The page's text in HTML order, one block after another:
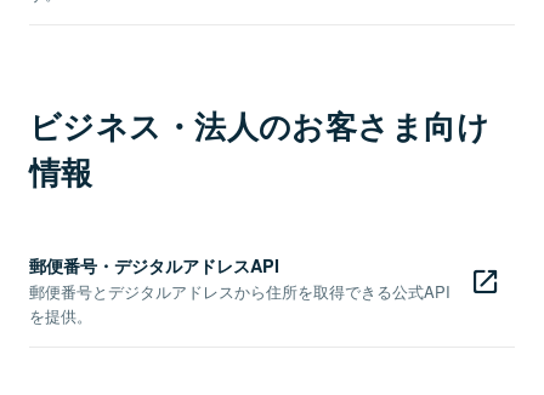
ビジネス・法人のお客さま向け
情報
郵便番号・デジタルアドレスAPI
郵便番号とデジタルアドレスから住所を取得できる公式API
を提供。